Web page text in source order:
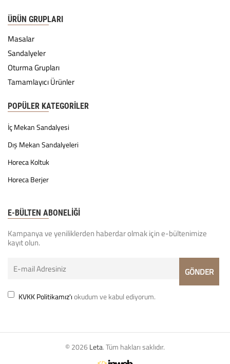
ÜRÜN GRUPLARI
Masalar
Sandalyeler
Oturma Grupları
Tamamlayıcı Ürünler
POPÜLER KATEGORILER
İç Mekan Sandalyesi
Dış Mekan Sandalyeleri
Horeca Koltuk
Horeca Berjer
E-BÜLTEN ABONELİĞİ
Kampanya ve yeniliklerden haberdar olmak için e-bültenimize
kayıt olun.
KVKK Politikamız'ıokudum ve kabul ediyorum.
© 2026 Leta. Tüm hakları saklıdır.